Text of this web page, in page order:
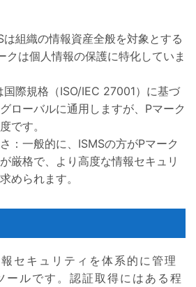
は組織の情報資産全般を対象とする
クは個人情報の保護に特化していま
国際規格（ISO/IEC 27001）に基づ
ローバルに通用しますが、Pマーク
です。
：一般的に、ISMSの方がPマーク
厳格で、より高度な情報セキュリ
められます。
セキュリティを体系的に管理
ールです。認証取得にはある程